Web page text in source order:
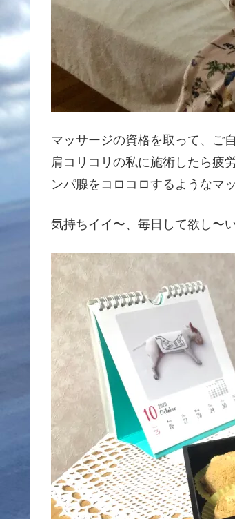
マッサージの資格を取って、ご
肩コリコリの私に施術したら疲
ンパ腺をコロコロするようなマ
気持ちイイ〜、毎日して欲し〜